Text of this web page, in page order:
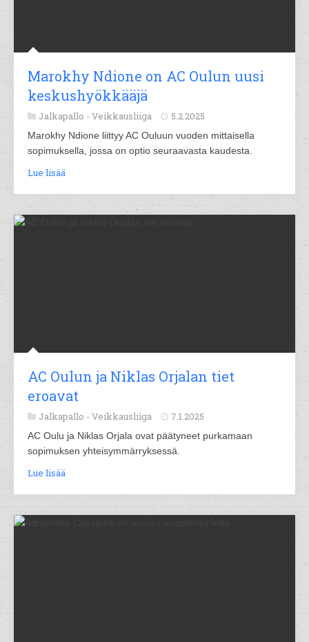
Marokhy Ndione on AC Oulun uusi
keskushyökkääjä
Jalkapallo - Veikkausliiga 5.2.2025
Marokhy Ndione liittyy AC Ouluun vuoden mittaisella
sopimuksella, jossa on optio seuraavasta kaudesta.
Lue lisää
AC Oulun ja Niklas Orjalan tiet
eroavat
Jalkapallo - Veikkausliiga 7.1.2025
AC Oulu ja Niklas Orjala ovat päätyneet purkamaan
sopimuksen yhteisymmärryksessä.
Lue lisää